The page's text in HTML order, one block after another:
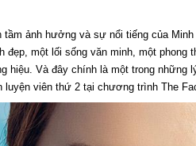
tầm ảnh hưởng và sự nổi tiếng của
đẹp, một lối sống văn minh, một
hiệu. Và đây chính là một trong những
luyện viên thứ 2 tại chương trình The